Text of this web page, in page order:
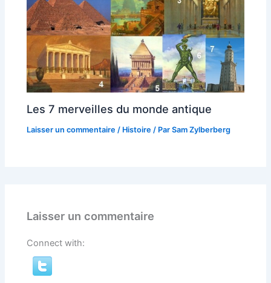
Les 7 merveilles du monde antique
Laisser un commentaire / Histoire / ParSam Zylberberg
Laisser un commentaire
Connect with: